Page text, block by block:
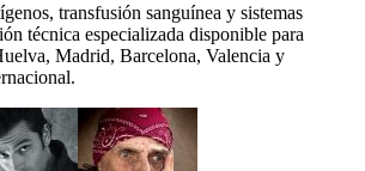
transfusión sanguínea y sistemas
técnica especializada disponible para
Madrid, Barcelona, Valencia y